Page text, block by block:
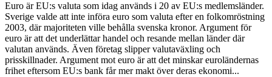
Euro är EU:s valuta som idag används i 20 av EU:s medlemsländer.
Sverige valde att inte införa euro som valuta efter en folkomröstning
2003, där majoriteten ville behålla svenska kronor. Argument för
euro är att det underlättar handel och resande mellan länder där
valutan används. Även företag slipper valutaväxling och
prisskillnader. Argument mot euro är att det minskar euroländernas
frihet eftersom EU:s bank får mer makt över deras ekonomi...